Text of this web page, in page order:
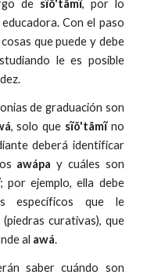
de sĩõ'tãmĩ, por lo
Con el paso
que puede y debe
le es posible
de graduación son
, solo que sĩõ'tãmĩ no
deberá identificar
awápay cuáles son
; por ejemplo, ella debe
específicos que le
(piedras curativas), que
al awá.
saber cuándo son